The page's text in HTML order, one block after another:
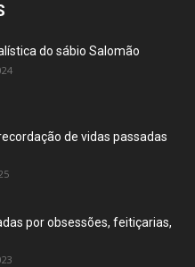
do sábio Salomão
de vidas passadas
por obsessões, feitiçarias,